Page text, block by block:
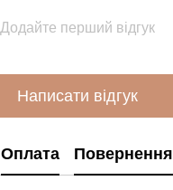
Додайте перший відгук
Написати відгук
Оплата Повернення